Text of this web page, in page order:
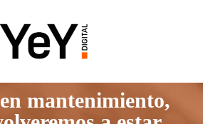
mantenimiento,